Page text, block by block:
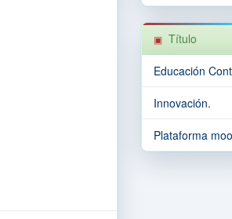
Título
Educación
Innovación.
Plataforma